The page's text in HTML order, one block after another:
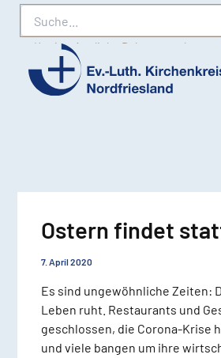
Suche
Karriere Amtliche Bekanntmachungen
Ev.-
Ostern findet
7. April 2020
Es sind ungewöhnliche Zeiten:
Leben ruht. Restaurants und
geschlossen, die Corona-Krise
und viele bangen um ihre